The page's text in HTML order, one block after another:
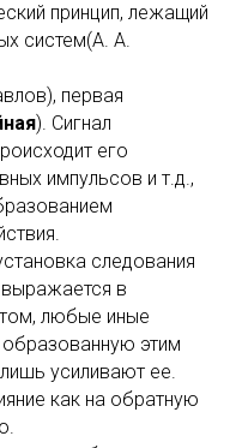
принцип, лежащий
систем(А. А.
первая
). Сигнал
его
импульсов и т.д.,
следования
выражается в
любые иные
этим
усиливают ее.
как на обратную